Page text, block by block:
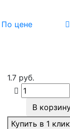
По цене
1.7 руб.
В
Купить в 1 клик